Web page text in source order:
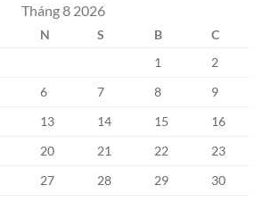
Tháng 8 2026
N S B
C
1
2
6 7 8
9
13 14 15
16
20 21 22
23
27 28 29
30